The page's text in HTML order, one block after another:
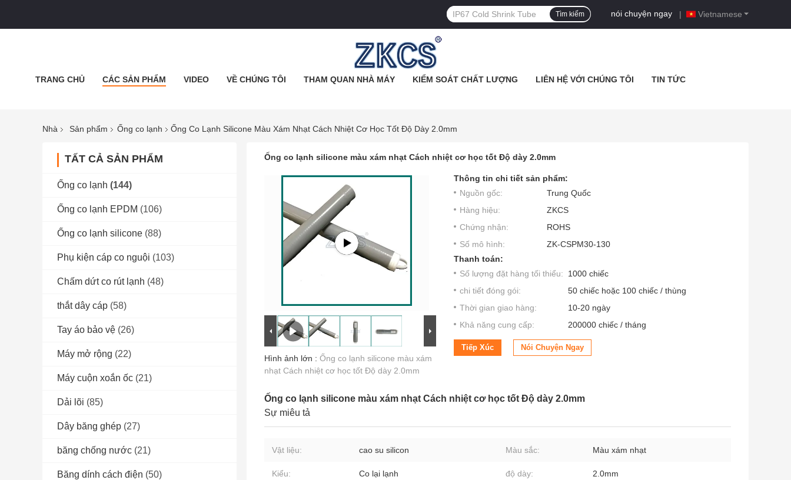
Vietnamese
nói chuyện ngay |
Tìm kiếm
TRANG CHỦ CÁC SẢN PHẨM VIDEO VỀ CHÚNG TÔI THAM QUAN NHÀ MÁY KIỂM SOÁT CHẤT LƯỢNG LIÊN HỆ VỚI CHÚNG TÔI TIN TỨC
Nhà Sản phẩm Ống co lạnh Ống Co Lạnh Silicone Màu Xám Nhạt Cách Nhiệt Cơ Học Tốt Độ Dày 2.0mm
TẤT CẢ SẢN PHẨM
Ống co lạnh (144)
Ống co lạnh EPDM (106)
Ống co lạnh silicone (88)
Phụ kiện cáp co nguội (103)
Chấm dứt co rút lạnh (48)
thắt dây cáp (58)
Tay áo bảo vệ (26)
Máy mở rộng (22)
Máy cuộn xoắn ốc (21)
Dải lõi (85)
Dây băng ghép (27)
băng chống nước (21)
Băng dính cách điện (50)
Ống co lạnh silicone màu xám nhạt Cách nhiệt cơ học tốt Độ dày 2.0mm
Hình ảnh lớn : Ống co lạnh silicone màu xám
nhạt Cách nhiệt cơ học tốt Độ dày 2.0mm
Thông tin chi tiết sản phẩm:
Nguồn gốc:
Trung Quốc
Hàng hiệu:
ZKCS
Chứng nhận:
ROHS
Số mô hình:
ZK-CSPM30-130
Thanh toán:
Số lượng đặt hàng tối thiểu:
1000 chiếc
chi tiết đóng gói:
50 chiếc hoặc 100 chiếc / thùng
Thời gian giao hàng:
10-20 ngày
Khả năng cung cấp:
200000 chiếc / tháng
Tiếp Xúc Nói Chuyện Ngay
Ống co lạnh silicone màu xám nhạt Cách nhiệt cơ học tốt Độ dày 2.0mm
Sự miêu tả
Vật liệu: cao su silicon Màu sắc: Màu xám nhạt
Kiểu: Co lại lạnh độ dày: 2.0mm